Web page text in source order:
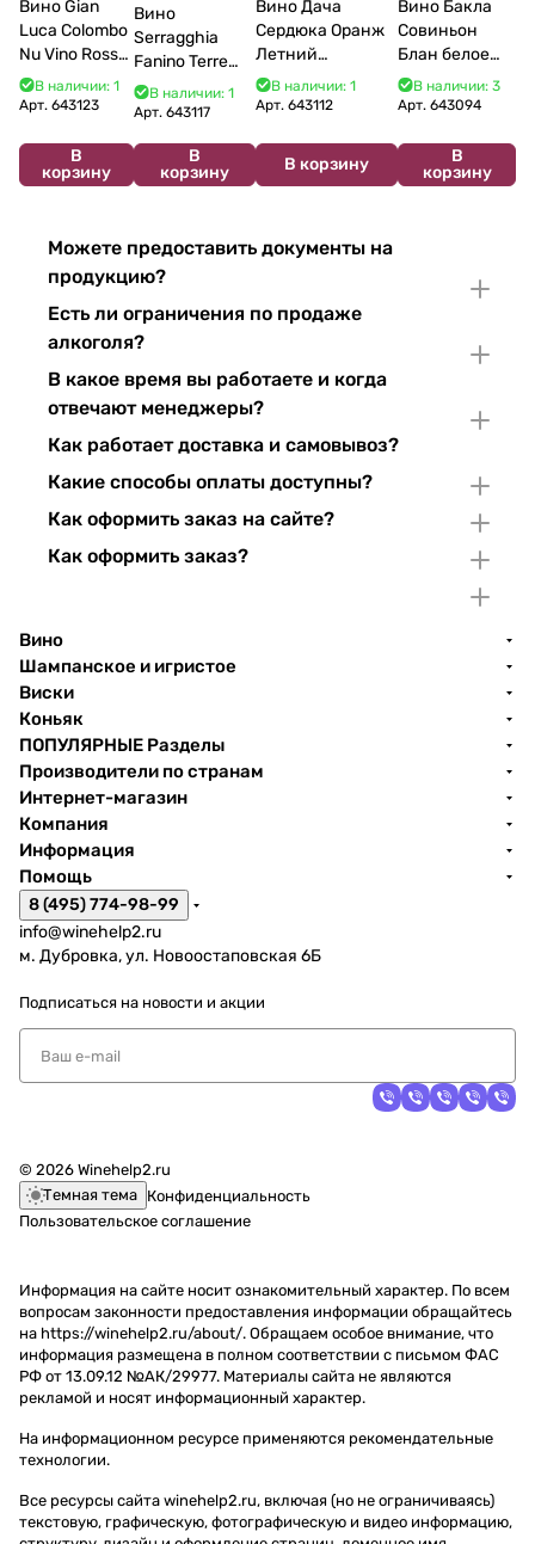
Вино Gian
Luca Colombo
Nu Vino Rosso
2025 750 мл
В наличии: 1
Арт. 643123
В
корзину
Вино
Serragghia
Fanino Terre
Siciliane IGP
2022 750 мл
В наличии: 1
Арт.643117
В
корзину
Вино Дача
Сердюка Оранж
Летний
Сибирьковый
2024 750 мл
В наличии: 1
Арт. 643112
В корзину
Вино Бакла
Совиньон
Блан белое
сухое 750 мл
12%
В наличии: 3
Арт.643094
В
корзину
Можете предоставить документы на
продукцию?
Есть ли ограничения по продаже
алкоголя?
В какое время вы работаете и когда
отвечают менеджеры?
Как работает доставка и самовывоз?
Какие способы оплаты доступны?
Как оформить заказ на сайте?
Как оформить заказ?
Вино
Шампанское и игристое
Виски
Коньяк
ПОПУЛЯРНЫЕ Разделы
Производители по странам
Интернет-магазин
Компания
Информация
Помощь
8 (495) 774-98-99
info@winehelp2.ru
м. Дубровка, ул. Новоостаповская 6Б
Подписаться на новости и акции
© 2026 Winehelp2.ru
Темная тема Конфиденциальность
Пользовательское соглашение
Информация на сайте носит ознакомительный характер. По всем
вопросам законности предоставления информации обращайтесь
на https://winehelp2.ru/about/. Обращаем особое внимание, что
информация размещена в полном соответствии с письмом ФАС
РФ от 13.09.12 №АК/29977. Материалы сайта не являются
рекламой и носят информационный характер.
На информационном ресурсе применяются рекомендательные
технологии.
Все ресурсы сайта winehelp2.ru, включая (но не ограничиваясь)
текстовую, графическую, фотографическую и видео информацию,